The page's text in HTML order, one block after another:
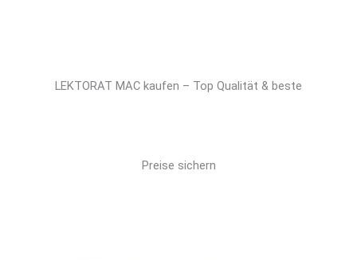
LEKTORAT MAC kaufen – Top Qualität & beste
Preise sichern